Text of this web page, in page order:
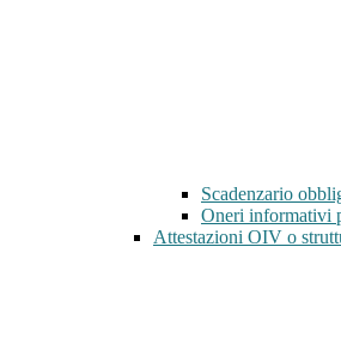
Scadenzario
Oneri informativi
Attestazioni OIV o